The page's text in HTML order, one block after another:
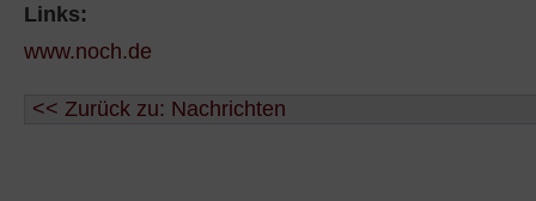
Links:
www.noch.de
<< Zurück zu: Nachrichten